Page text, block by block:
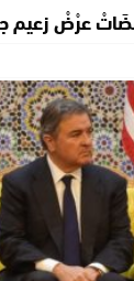
عرْضْ زعيم